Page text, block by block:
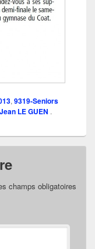
,9319-Seniors
Jean LE GUEN .
champs obligatoires